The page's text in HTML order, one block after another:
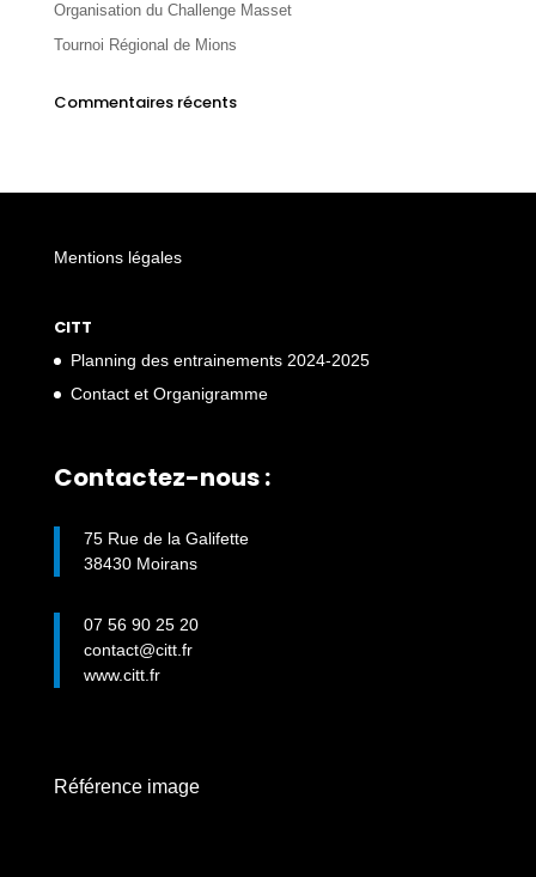
Organisation du Challenge Masset
Tournoi Régional de Mions
Commentaires récents
Mentions légales
CITT
Planning des entrainements 2024-2025
Contact et Organigramme
Contactez-nous :
75 Rue de la Galifette
38430 Moirans
07 56 90 25 20
contact@citt.fr
www.citt.fr
Référence image